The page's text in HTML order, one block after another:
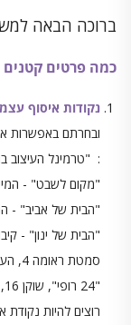
ברוכה הבאה
כמה פרטים
נקודות איסוף
ובחרתם באפשרות
: "טרמינל העיצוב בת
"מקום לשבט" - המייסדים 22 פרדס
"הבית של אביב" - המפתח
"הבית של ינון" -
סמטת ראומה 4, העיר העתיקה, באר שבע
"24 רופי", שוקן 16, תל אביב
רוצים להיות